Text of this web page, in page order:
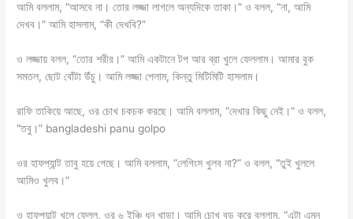
আমি বললাম, “আসবে না। তোর লজ্জা লাগলে অন্যদিকে তাকা।” ও বলল, “না, আমি
দেখব।” আমি হাসলাম, “কী দেখবি?”
ও লজ্জায় বলল, “তোর শরীর।” আমি একটানে টপ আর ব্রা খুলে ফেললাম। আমার বুক
সমতল, ছোট বোঁটা উঁচু। আমি লজ্জা পেলাম, কিন্তু মিটিমিটি হাসলাম।
রাফি তাকিয়ে আছে, ওর চোখ চকচক করছে। আমি বললাম, “দেখার কিছু নেই।” ও বলল,
“তবু।” bangladeshi panu golpo
ওর হাফপ্যান্ট তাবু হয়ে গেছে। আমি বললাম, “লেগিংস খুলব না?” ও বলল, “তুই খুললে
আমিও খুলব।”
ও হাফপ্যান্ট খুলে ফেলল, ওর ৬ ইঞ্চি ধন খাড়া। আমি চোখ বড় করে বললাম, “এটা এমন